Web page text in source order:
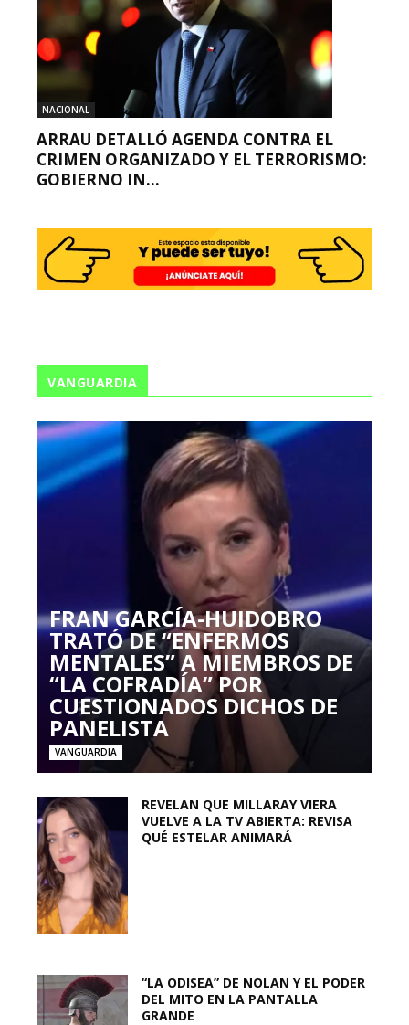
NACIONAL
ARRAU DETALLÓ AGENDA CONTRA EL
CRIMEN ORGANIZADO Y EL TERRORISMO:
GOBIERNO IN...
VANGUARDIA
FRAN GARCÍA-HUIDOBRO
TRATÓ DE “ENFERMOS
MENTALES” A MIEMBROS DE
“LA COFRADÍA” POR
CUESTIONADOS DICHOS DE
PANELISTA
VANGUARDIA
REVELAN QUE MILLARAY VIERA
VUELVE A LA TV ABIERTA: REVISA
QUÉ ESTELAR ANIMARÁ
“LA ODISEA” DE NOLAN Y EL PODER
DEL MITO EN LA PANTALLA
GRANDE